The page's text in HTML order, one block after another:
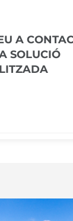
A
SOLUCIÓ